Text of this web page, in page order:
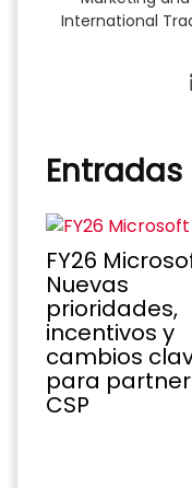
International
FY26
Nuevas
prioridades,
incentivos y
cambios
para
CSP